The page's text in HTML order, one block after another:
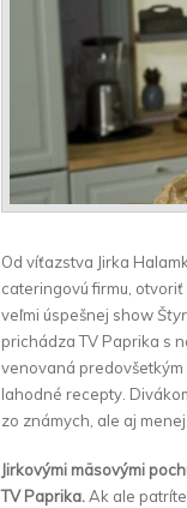
Od víťazstva Jirka
cateringovú firmu,
veľmi úspešnej show
prichádza TV Paprika s
venovaná predovšetkým
lahodné recepty.
zo známych, ale aj
Jirkovými mäsovými
TV Paprika.Ak ale